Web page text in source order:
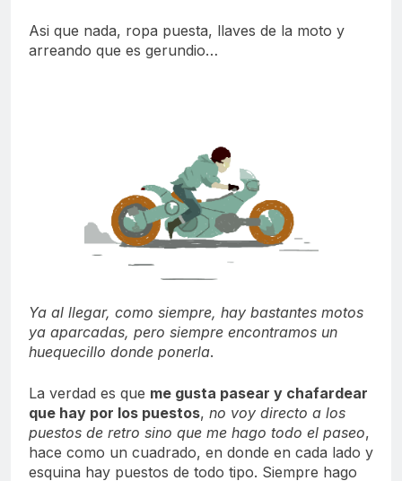
Asi que nada, ropa puesta, llaves de la moto y
arreando que es gerundio…
Ya al llegar, como siempre, hay bastantes motos
ya aparcadas, pero siempre encontramos un
huequecillo donde ponerla.
La verdad es que me gusta pasear y chafardear
que hay por los puestos, no voy directo a los
puestos de retro sino que me hago todo el paseo,
hace como un cuadrado, en donde en cada lado y
esquina hay puestos de todo tipo. Siempre hago